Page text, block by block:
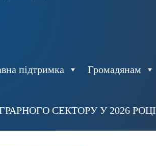
підтримка Громадянам
СЕКТОРУ У 2026 РОЦІ